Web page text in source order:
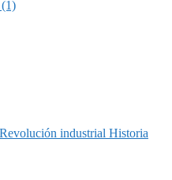
industrial Historia